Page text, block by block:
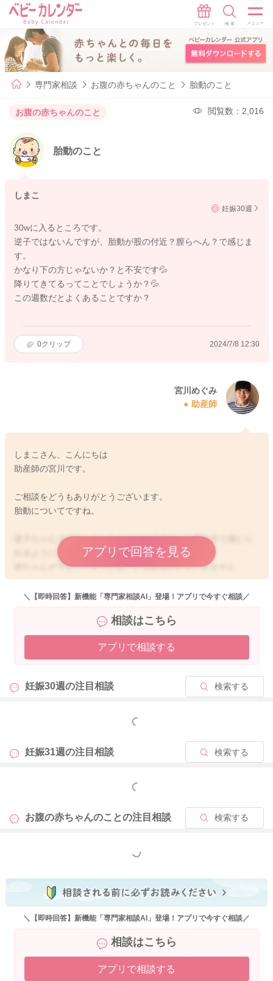
専門家相談 お腹の赤ちゃんのこと 胎動のこと
お腹の赤ちゃんのこと 閲覧数：2,016
胎動のこと
しまこ
妊娠30週
30wに入るところです。
逆子ではないんですが、胎動が股の付近？膣らへん？で感じま
す。
かなり下の方じゃないか？と不安です💦
降りてきてるってことでしょうか？💦
この週数だとよくあることですか？
0クリップ 2024/7/8 12:30
宮川めぐみ
助産師
しまこさん、こんにちは
助産師の宮川です。
ご相談をどうもありがとうございます。
胎動についてですね。
逆子ちゃんではないということなのですが、お股の方で感じら
れるようになっているのですね。
赤ちゃんが下がってきていることはあるのかもしれません。
また週数的に回ることもできるので、逆子ちゃんになっている
可能性もあるかもしれませんね。
はっきりとしたお返事は、難しいのですが、お腹の張りも増え
ていたりすることもあるようでしたら、早めに受診をされると
よかったら参考になさってみてください。
どうぞよろしくお願いします。
アプリで回答を見る
＼【即時回答】新機能「専門家相談AI」登場！アプリで今すぐ相談／
相談はこちら
アプリで相談する
妊娠30週の注目相談 検索する
もっと見る
妊娠31週の注目相談 検索する
もっと見る
お腹の赤ちゃんのことの注目相談 検索する
もっと見る
＼【即時回答】新機能「専門家相談AI」登場！アプリで今すぐ相談／
相談はこちら
アプリで相談する